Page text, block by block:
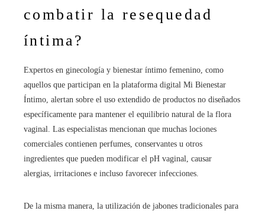
combatir la resequedad
íntima?
Expertos en ginecología y bienestar íntimo femenino, como
aquellos que participan en la plataforma digital Mi Bienestar
Íntimo, alertan sobre el uso extendido de productos no diseñados
específicamente para mantener el equilibrio natural de la flora
vaginal. Las especialistas mencionan que muchas lociones
comerciales contienen perfumes, conservantes u otros
ingredientes que pueden modificar el pH vaginal, causar
alergias, irritaciones e incluso favorecer infecciones.
De la misma manera, la utilización de jabones tradicionales para